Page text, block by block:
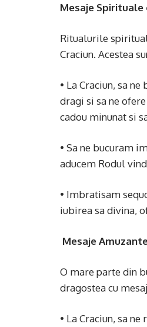
Mesaje Spirituale
Ritualurile
Craciun. Acestea
• La Craciun, sa
dragi si sa ne
cadou minunat si
• Sa ne bucuram
aducem Rodul
• Imbratisam
iubirea sa divina,
Mesaje
O mare parte din
dragostea cu
• La Craciun, sa